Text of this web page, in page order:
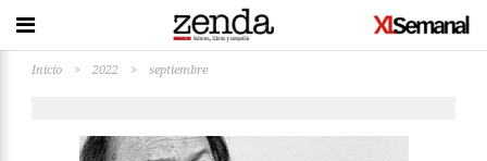
Inicio > 2022 > septiembre